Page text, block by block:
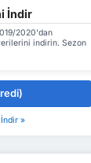
İndir
2020'dan
indirin. Sezon
»